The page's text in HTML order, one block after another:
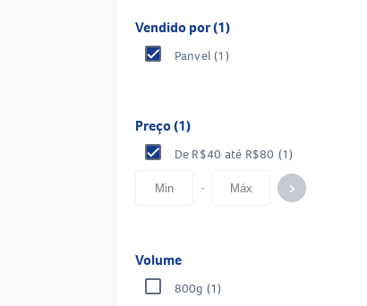
Vendido por (1)
Panvel (1)
Preço (1)
De R$40 até R$80 (1)
- keyboard_arrow_right
Volume
800g (1)